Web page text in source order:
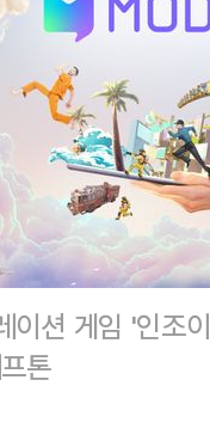
이션 게임 '인조
톤